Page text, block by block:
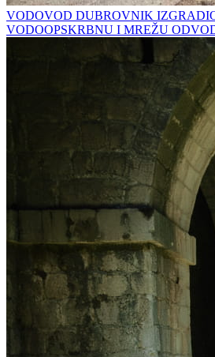
VODOVOD DUBROVNIK
VODOOPSKRBNU I MREŽU